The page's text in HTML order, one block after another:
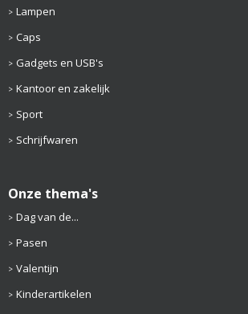
Lampen
Caps
Gadgets en USB's
Kantoor en zakelijk
Sport
Schrijfwaren
Onze thema's
Dag van de...
Pasen
Valentijn
Kinderartikelen